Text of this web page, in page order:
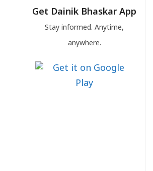
Get Dainik Bhaskar App
Stay informed. Anytime,
anywhere.